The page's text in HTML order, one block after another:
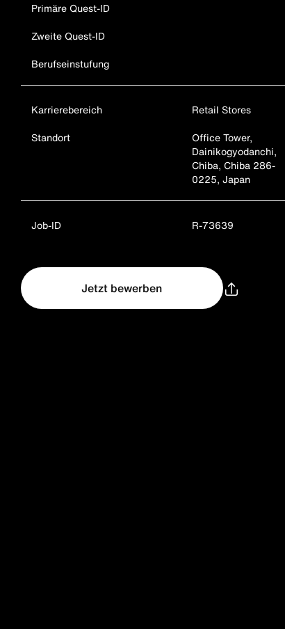
Primäre Quest-ID
Zweite Quest-ID
Berufseinstufung
Karrierebereich
Retail Stores
Standort
Office Tower,
Dainikogyodanchi,
Chiba, Chiba 286-
0225, Japan
Job-ID R-73639
Jetzt bewerben